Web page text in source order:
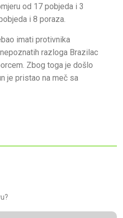
od 17 pobjeda i 3
i 8 poraza.
imati protivnika
razloga Brazilac
Zbog toga je došlo
je pristao na meč sa